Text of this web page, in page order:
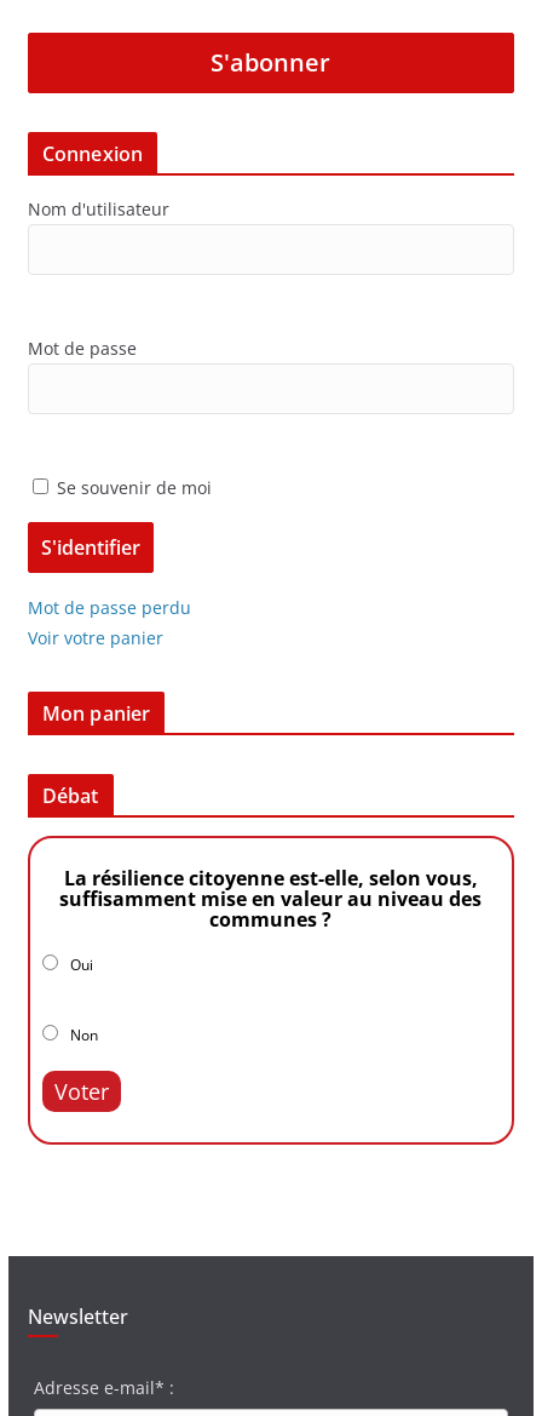
S'abonner
Connexion
Nom d'utilisateur
Mot de passe
Se souvenir de moi
Mot de passe perdu
Voir votre panier
Mon panier
Débat
La résilience citoyenne est-elle, selon vous,
suffisamment mise en valeur au niveau des
communes ?
Oui
Non
Voter
Newsletter
Adresse e-mail* :